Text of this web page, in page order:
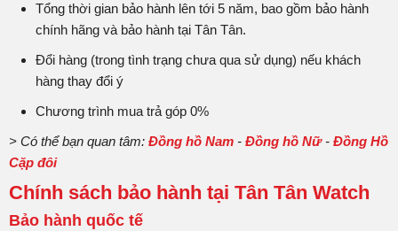
Tổng thời gian bảo hành lên tới 5 năm, bao gồm bảo hành
chính hãng và bảo hành tại Tân Tân.
Đổi hàng (trong tình trạng chưa qua sử dụng) nếu khách
hàng thay đổi ý
Chương trình mua trả góp 0%
> Có thể bạn quan tâm: Đồng hồ Nam - Đồng hồ Nữ- Đồng Hồ
Cặp đôi
Chính sách bảo hành tại Tân Tân Watch
Bảo hành quốc tế